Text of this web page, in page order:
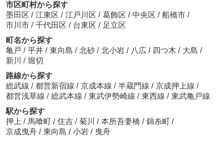
市区町村から探す
墨田区 / 江東区 / 江戸川区 / 葛飾区 / 中央区 / 船橋市 /
市川市 / 千代田区 / 台東区 / 足立区
町名から探す
亀戸 / 平井 / 東向島 / 北砂 / 北小岩 / 八広 / 四つ木 / 大島 /
新川 / 堀切
路線から探す
総武線 / 都営新宿線 / 京成本線 / 半蔵門線 / 京成押上線 /
都営浅草線 / 総武本線 / 東武伊勢崎線 / 東西線 / 東武亀戸線
駅から探す
押上 / 馬喰町 / 住吉 / 菊川 / 本所吾妻橋 / 錦糸町 /
京成曳舟 / 東向島 / 小岩 / 曳舟